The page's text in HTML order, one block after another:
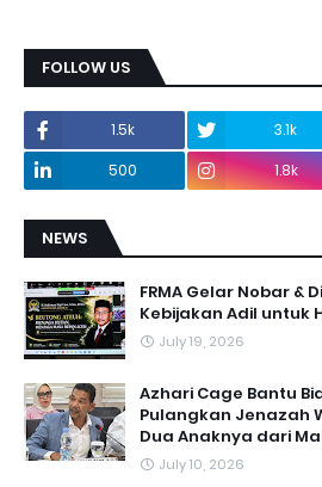
FOLLOW US
1.5k 3.1k
500
1.8k
NEWS
FRMA Gelar Nobar &
Kebijakan Adil untuk
July 19, 2026
Azhari Cage Bantu
Pulangkan Jenazah
Dua Anaknya dari
July 10, 2026